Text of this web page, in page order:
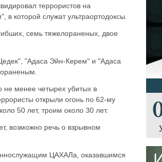
террористов на
которой служат ультраортодоксы.
семь тяжелораненых, двое
"Адаса Эйн-Керем" и "Адаса
менее четырех убитых в
открыли огонь по 62-му
50 лет, троим около 30 лет.
возможно речь о взрывном
ЦАХАЛа, оказавшимся